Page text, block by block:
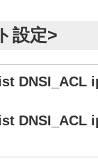
設定>
DNSI_ACL
DNSI_ACL